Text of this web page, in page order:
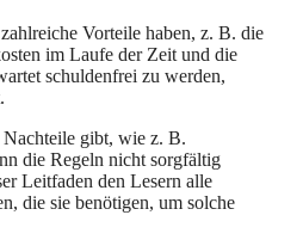
Vorteile haben, z. B. die
im Laufe der Zeit und die
schuldenfrei zu werden,
gibt, wie z. B.
die Regeln nicht sorgfältig
Leitfaden den Lesern alle
die sie benötigen, um solche